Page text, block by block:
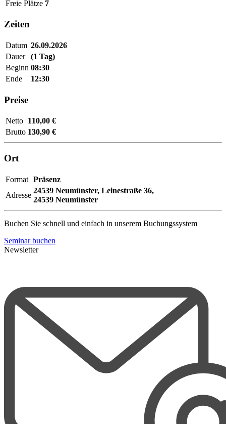
Freie Plätze 7
Zeiten
Datum 26.09.2026
Dauer
(1 Tag)
Beginn 08:30
Ende
12:30
Preise
Netto 110,00 €
Brutto 130,90 €
Ort
Format Präsenz
Adresse
24539 Neumünster, Leinestraße 36,
24539 Neumünster
Buchen Sie schnell und einfach in unserem Buchungssystem
Seminar buchen
Newsletter